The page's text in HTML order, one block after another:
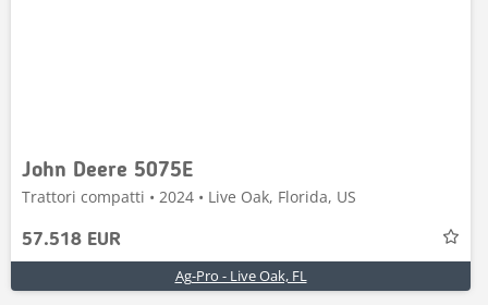
John Deere 5075E
Trattori compatti • 2024 • Live Oak, Florida, US
57.518 EUR
Ag-Pro - Live Oak, FL